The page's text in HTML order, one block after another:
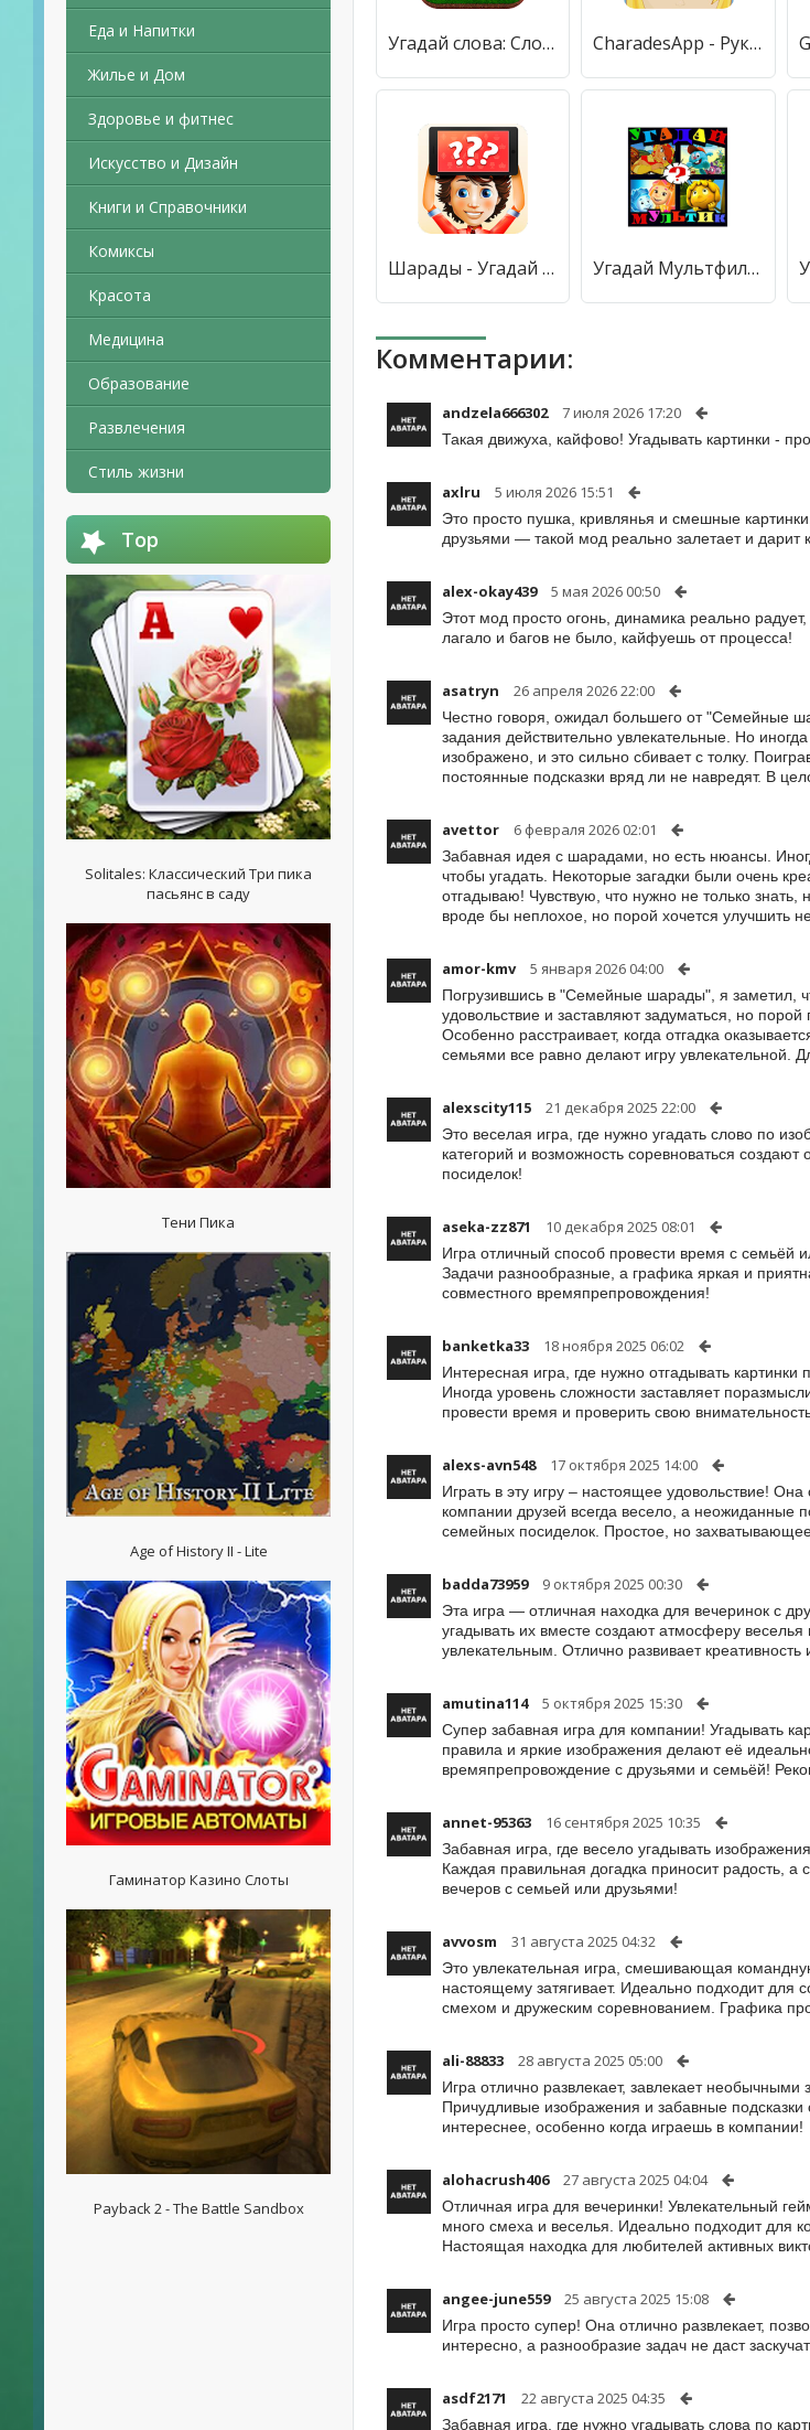
Еда и Напитки
Жилье и Дом
Здоровье и фитнес
Искусство и Дизайн
Книги и Справочники
Комиксы
Красота
Медицина
Образование
Развлечения
Стиль жизни
Top
Solitales: Классический Три пика
пасьянс в саду
Тени Пика
Age of History II - Lite
Гаминатор Казино Слоты
Payback 2 - The Battle Sandbox
Угадай слова: Словесный футбол [Много монет] CharadesApp - Руки вверх! (Шарады и Угадывание) [Бесплатные покупки]
Шарады - Угадай слово [Много монет] Угадай Мультфильм [Много монет]
Комментарии:
andzela666302 7 июля 2026 17:20
Такая движуха, кайфово! Угадывать картинки -
axlru 5 июля 2026 15:51
Это просто пушка, кривлянья и смешные
друзьями — такой мод реально залетает и дарит
alex-okay439 5 мая 2026 00:50
Этот мод просто огонь, динамика реально
лагало и багов не было, кайфуешь от процесса!
asatryn 26 апреля 2026 22:00
Честно говоря, ожидал большего от "Семейные
задания действительно увлекательные. Но
изображено, и это сильно сбивает с толку.
постоянные подсказки вряд ли не навредят. В
avettor 6 февраля 2026 02:01
Забавная идея с шарадами, но есть нюансы.
чтобы угадать. Некоторые загадки были очень
отгадываю! Чувствую, что нужно не только
вроде бы неплохое, но порой хочется улучшить
amor-kmv 5 января 2026 04:00
Погрузившись в "Семейные шарады", я заметил,
удовольствие и заставляют задуматься, но
Особенно расстраивает, когда отгадка
семьями все равно делают игру увлекательной.
alexscity115 21 декабря 2025 22:00
Это веселая игра, где нужно угадать слово по
категорий и возможность соревноваться
посиделок!
aseka-zz871 10 декабря 2025 08:01
Игра отличный способ провести время с семьёй
Задачи разнообразные, а графика яркая и
совместного времяпрепровождения!
banketka33 18 ноября 2025 06:02
Интересная игра, где нужно отгадывать
Иногда уровень сложности заставляет
провести время и проверить свою
alexs-avn548 17 октября 2025 14:00
Играть в эту игру – настоящее удовольствие!
компании друзей всегда весело, а неожиданные
семейных посиделок. Простое, но
badda73959 9 октября 2025 00:30
Эта игра — отличная находка для вечеринок с
угадывать их вместе создают атмосферу
увлекательным. Отлично развивает
amutina114 5 октября 2025 15:30
Супер забавная игра для компании! Угадывать
правила и яркие изображения делают её
времяпрепровождение с друзьями и семьёй!
annet-95363 16 сентября 2025 10:35
Забавная игра, где весело угадывать
Каждая правильная догадка приносит радость,
вечеров с семьей или друзьями!
avvosm 31 августа 2025 04:32
Это увлекательная игра, смешивающая
настоящему затягивает. Идеально подходит
смехом и дружеским соревнованием. Графика
ali-88833 28 августа 2025 05:00
Игра отлично развлекает, завлекает
Причудливые изображения и забавные
интереснее, особенно когда играешь в компании!
alohacrush406 27 августа 2025 04:04
Отличная игра для вечеринки! Увлекательный
много смеха и веселья. Идеально подходит для
Настоящая находка для любителей активных
angee-june559 25 августа 2025 15:08
Игра просто супер! Она отлично развлекает,
интересно, а разнообразие задач не даст
asdf2171 22 августа 2025 04:35
Забавная игра, где нужно угадывать слова по